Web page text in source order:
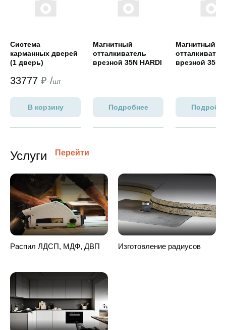
Система
карманных дверей
(1 дверь)
33777 ₽ /шт
В корзину
Магнитный
отталкиватель
врезной 35N HARDI
Подробнее
Магнитный
врезной 35N
Услуги Перейти
Распил ЛДСП, МДФ, ДВП
Переход на страницу услуги
Изготовление радиусов
Переход на страницу услуги
Переход на страницу услуги